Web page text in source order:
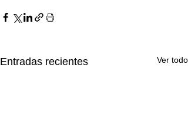
Entradas recientes Ver todo